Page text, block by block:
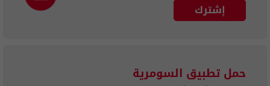
إشترك
حمل تطبيق السومرية